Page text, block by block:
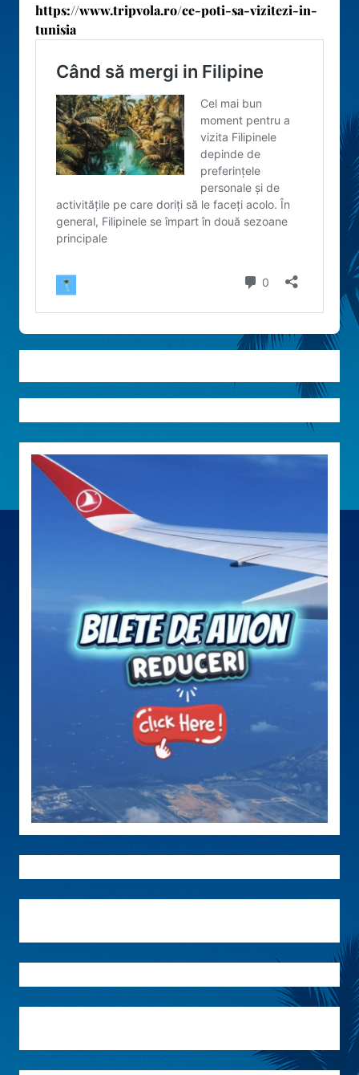
https://www.tripvola.ro/ce-poti-sa-vizitezi-in-
tunisia